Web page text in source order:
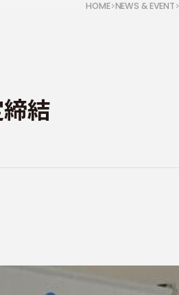
結
HOME NEWS & EVENT